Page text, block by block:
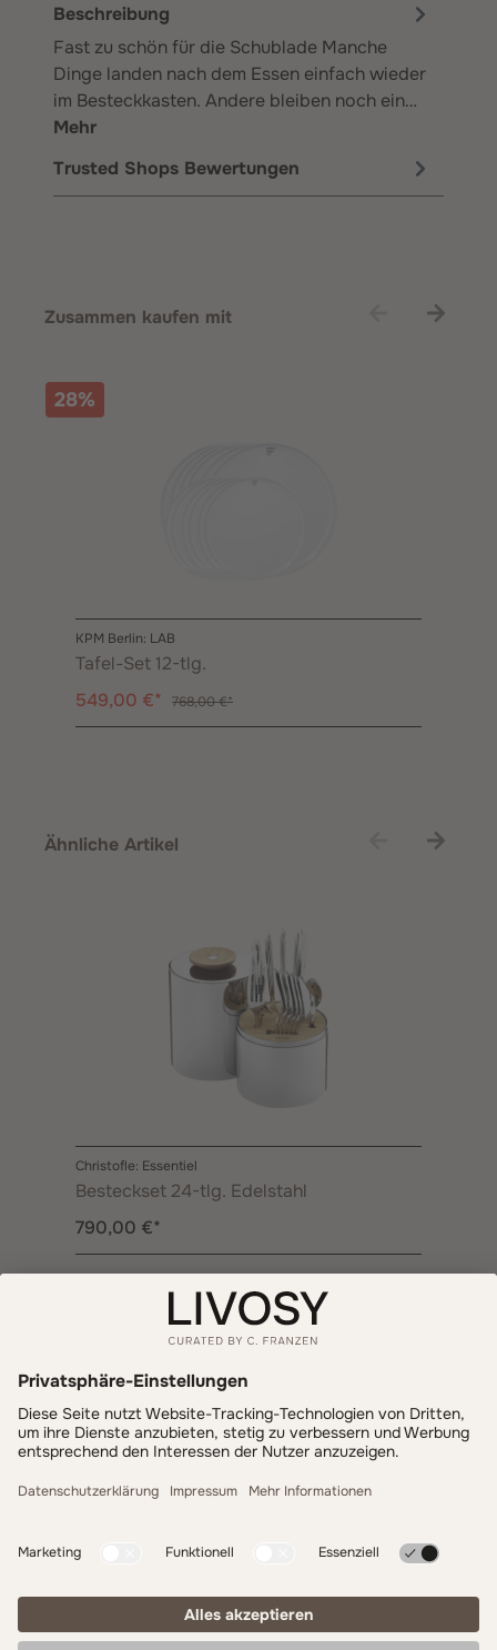
Beschreibung
Fast zu schön für die Schublade Manche
Dinge landen nach dem Essen einfach wieder
im Besteckkasten. Andere bleiben noch ein…
Mehr
Trusted Shops Bewertungen
Zusammen kaufen mit
28%
KPM Berlin: LAB
Tafel-Set 12-tlg.
549,00 €*
768,00 €*
Ähnliche Artikel
Christofle: Essentiel
Besteckset 24-tlg. Edelstahl
790,00 €*
Zahlung & Versand
LIVOSY
Get inspired - follow us!